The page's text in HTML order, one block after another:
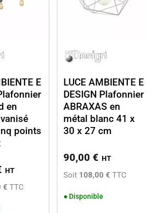
E
en
points
HT
€ TTC
LUCE AMBIENTE E
DESIGN Plafonnier
ABRAXAS en
métal blanc 41 x
30 x 27 cm
90,00 € HT
Soit 108,00 € TTC
● Disponible